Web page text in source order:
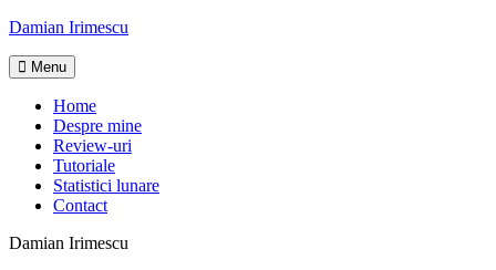
Skip
content
Damian Irimescu
Menu
Home
Despre mine
Review-uri
Tutoriale
Statistici lunare
Contact
Damian Irimescu